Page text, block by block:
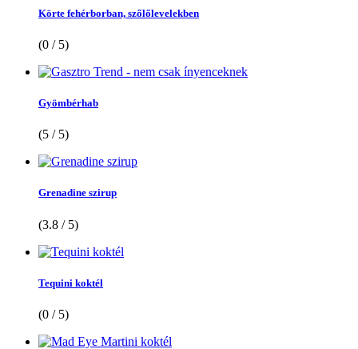
Körte fehérborban, szőlőlevelekben
(0 / 5)
Gyömbérhab
(5 / 5)
Grenadine szirup
(3.8 / 5)
Tequini koktél
(0 / 5)